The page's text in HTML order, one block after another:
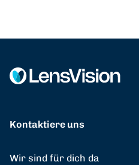
Kontaktiere uns
Wir sind für dich da